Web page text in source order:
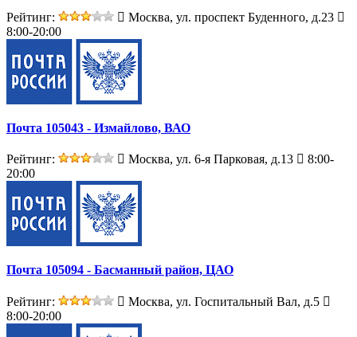
Рейтинг:
Москва, ул. проспект Буденного, д.23
8:00-20:00
Почта 105043 - Измайлово, ВАО
Рейтинг: Москва, ул. 6-я Парковая, д.13
8:00-
20:00
Почта 105094 - Басманный район, ЦАО
Рейтинг:
Москва, ул. Госпитальный Вал, д.5
8:00-20:00